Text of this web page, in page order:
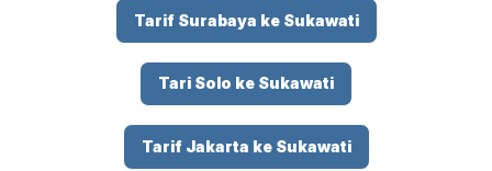
Tarif Surabaya ke Sukawati
Tari Solo ke Sukawati
Tarif Jakarta ke Sukawati